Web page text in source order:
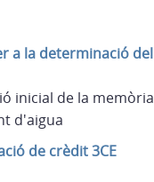
a la determinació del
inicial de la memòria
d'aigua
de crèdit 3CE